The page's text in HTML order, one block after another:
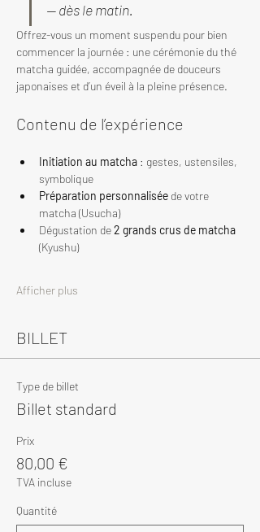
— dès le matin.
Offrez-vous un moment suspendu pour bien
commencer la journée : une cérémonie du thé
matcha guidée, accompagnée de douceurs
japonaises et d’un éveil à la pleine présence.
Contenu de l’expérience
Initiation au matcha : gestes, ustensiles,
symbolique
Préparation personnalisée de votre
matcha (Usucha)
Dégustation de 2 grands crus de matcha
(Kyushu)
Afficher plus
BILLET
Type de billet
Billet standard
Prix
80,00 €
TVA incluse
Quantité